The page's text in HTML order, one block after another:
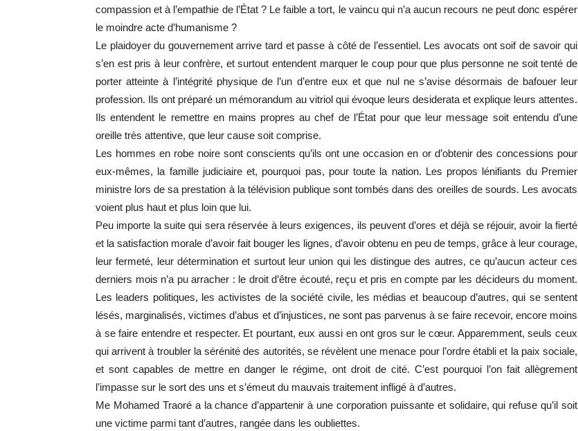
compassion et à l’empathie de l’État ? Le faible a tort, le vaincu qui n’a aucun recours ne peut donc espérer
le moindre acte d’humanisme ?
Le plaidoyer du gouvernement arrive tard et passe à côté de l’essentiel. Les avocats ont soif de savoir qui
s’en est pris à leur confrère, et surtout entendent marquer le coup pour que plus personne ne soit tenté de
porter atteinte à l’intégrité physique de l’un d’entre eux et que nul ne s’avise désormais de bafouer leur
profession. Ils ont préparé un mémorandum au vitriol qui évoque leurs desiderata et explique leurs attentes.
Ils entendent le remettre en mains propres au chef de l’État pour que leur message soit entendu d’une
oreille très attentive, que leur cause soit comprise.
Les hommes en robe noire sont conscients qu’ils ont une occasion en or d’obtenir des concessions pour
eux-mêmes, la famille judiciaire et, pourquoi pas, pour toute la nation. Les propos lénifiants du Premier
ministre lors de sa prestation à la télévision publique sont tombés dans des oreilles de sourds. Les avocats
voient plus haut et plus loin que lui.
Peu importe la suite qui sera réservée à leurs exigences, ils peuvent d’ores et déjà se réjouir, avoir la fierté
et la satisfaction morale d’avoir fait bouger les lignes, d’avoir obtenu en peu de temps, grâce à leur courage,
leur fermeté, leur détermination et surtout leur union qui les distingue des autres, ce qu’aucun acteur ces
derniers mois n’a pu arracher : le droit d’être écouté, reçu et pris en compte par les décideurs du moment.
Les leaders politiques, les activistes de la société civile, les médias et beaucoup d’autres, qui se sentent
lésés, marginalisés, victimes d’abus et d’injustices, ne sont pas parvenus à se faire recevoir, encore moins
à se faire entendre et respecter. Et pourtant, eux aussi en ont gros sur le cœur. Apparemment, seuls ceux
qui arrivent à troubler la sérénité des autorités, se révèlent une menace pour l’ordre établi et la paix sociale,
et sont capables de mettre en danger le régime, ont droit de cité. C’est pourquoi l’on fait allègrement
l’impasse sur le sort des uns et s’émeut du mauvais traitement infligé à d’autres.
Me Mohamed Traoré a la chance d’appartenir à une corporation puissante et solidaire, qui refuse qu’il soit
une victime parmi tant d’autres, rangée dans les oubliettes.